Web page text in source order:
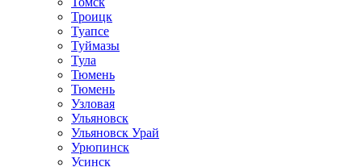
Троицк
Туапсе
Туймазы
Тула
Тюмень
Тюмень
Узловая
Ульяновск
Ульяновск Урай
Урюпинск
Усинск